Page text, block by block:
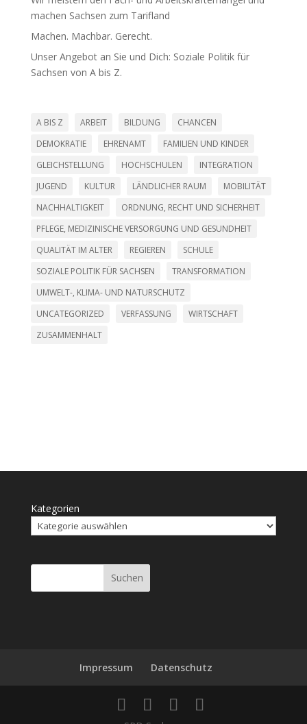
machen Sachsen zum Tarifland
Machen. Machbar. Gerecht.
Unser Angebot an Sie und Dich: Soziale Politik für
Sachsen von A bis Z.
A BIS Z ARBEIT BILDUNG
CHANCEN
DEMOKRATIE
EHRENAMT
FAMILIEN UND KINDER
GLEICHSTELLUNG
HOCHSCHULEN
INTEGRATION
JUGEND
KULTUR LÄNDLICHER RAUM
MOBILITÄT
NACHHALTIGKEIT
ORDNUNG, RECHT UND SICHERHEIT
PFLEGE, MEDIZINISCHE VERSORGUNG UND GESUNDHEIT
QUALITÄT IM ALTER
REGIEREN
SCHULE
SOZIALE POLITIK FÜR SACHSEN
TRANSFORMATION
UMWELT-, KLIMA- UND NATURSCHUTZ
UNCATEGORIZED
VERFASSUNG
WIRTSCHAFT
ZUSAMMENHALT
Kategorien
Suchen
Impressum Daten­schutz